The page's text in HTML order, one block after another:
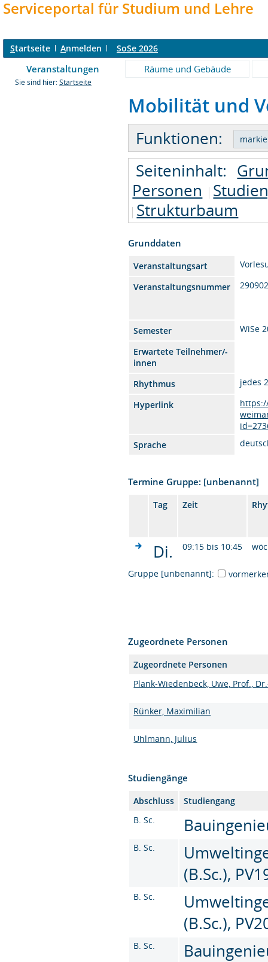
Serviceportal für Studium und Lehre
Startseite Anmelden SoSe 2026
Veranstaltungen Räume und Gebäude
Sie sind hier: Startseite
Mobilität und
Funktionen:
Seiteninhalt:
Personen
Strukturbaum
Grunddaten
Veranstaltungsart
Veranstaltungsnummer
Semester
WiSe
Erwartete Teilnehmer/-
innen
Rhythmus
jedes
Hyperlink
Sprache
Termine Gruppe: [unbenannt]
Tag Zeit
Di. 09:15 bis 10:45
Gruppe [unbenannt]:
Zugeordnete Personen
Zugeordnete Personen
Plank-Wiedenbeck, Uwe, Prof.,
Rünker, Maximilian
Uhlmann, Julius
Studiengänge
Abschluss
Studiengang
B. Sc.
B. Sc.
(B.Sc.),
B. Sc.
(B.Sc.),
B. Sc.